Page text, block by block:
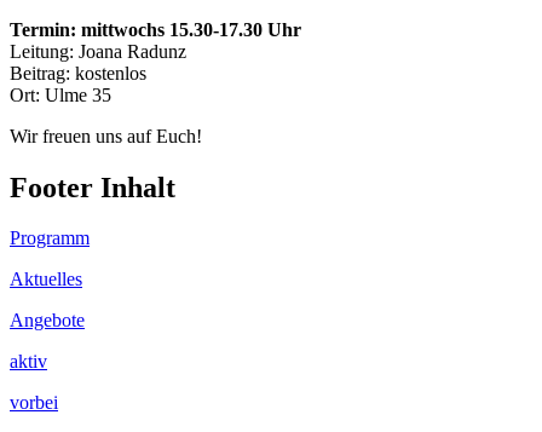
Termin: mittwochs 15.30-17.30 Uhr
Leitung: Joana Radunz
Beitrag: kostenlos
Ort: Ulme 35
Wir freuen uns auf Euch!
Footer Inhalt
Programm
Aktuelles
Angebote
aktiv
vorbei